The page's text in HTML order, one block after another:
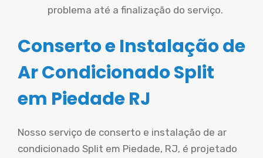
problema até a finalização do serviço.
Conserto e Instalação de
Ar Condicionado Split
em Piedade RJ
Nosso serviço de conserto e instalação de ar
condicionado Split em Piedade, RJ, é projetado